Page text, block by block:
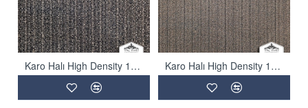
Karo Halı High Density 1603 Karo Halı High Density 1604